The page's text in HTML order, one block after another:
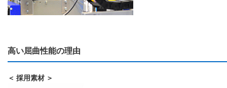
高い屈曲性能の理由
＜ 採用素材 ＞